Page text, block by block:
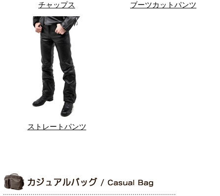
チャップス ブーツカットパンツ
ストレートパンツ